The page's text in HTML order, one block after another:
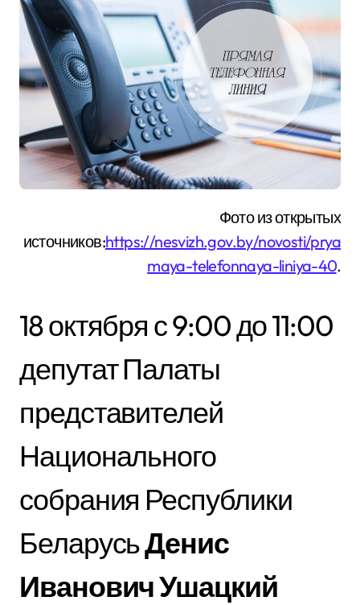
Фото из открытых
источников:https://nesvizh.gov.by/novosti/prya
maya-telefonnaya-liniya-40.
18 октября с 9:00 до 11:00
депутат Палаты
представителей
Национального
собрания Республики
БеларусьДенис
Иванович Ушацкий